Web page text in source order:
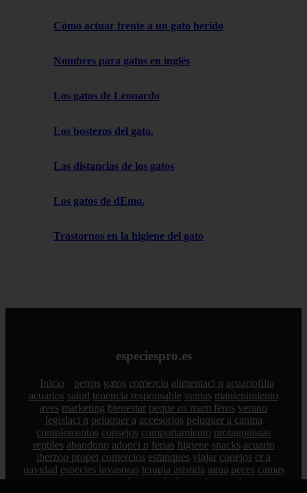
Cómo actuar frente a un gato herido
Nombres para gatos en inglés
Los gatos de Leonardo
Los bostezos del gato.
Las distancias de los gatos
Los gatos de dEmo.
Trastornos en la higiene del gato
especiespro.es
Inicio perros gatos comercio alimentaci n acuariofilia
acuarios salud tenencia responsable ventas mantenimiento
aves marketing bienestar peque os mam feros verano
legislaci n peluquer a accesorios peluquer a canina
complementos consejos comportamiento protagonistas
reptiles abandono adopci n ferias higiene snacks acuario
iberzoo propet comercios estanques viajar conejos cr a
navidad especies invasoras terapia asistida agua peces camas
aedpac madrid art culos
nombres para